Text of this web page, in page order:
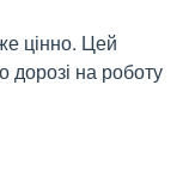
цінно. Цей
дорозі на роботу